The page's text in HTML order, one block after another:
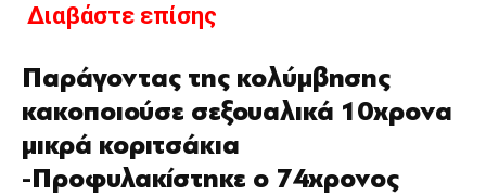
Διαβάστε επίσης
Παράγοντας της κολύμβησης
κακοποιούσε σεξουαλικά 10χρονα
μικρά κοριτσάκια
-Προφυλακίστηκε ο 74χρονος